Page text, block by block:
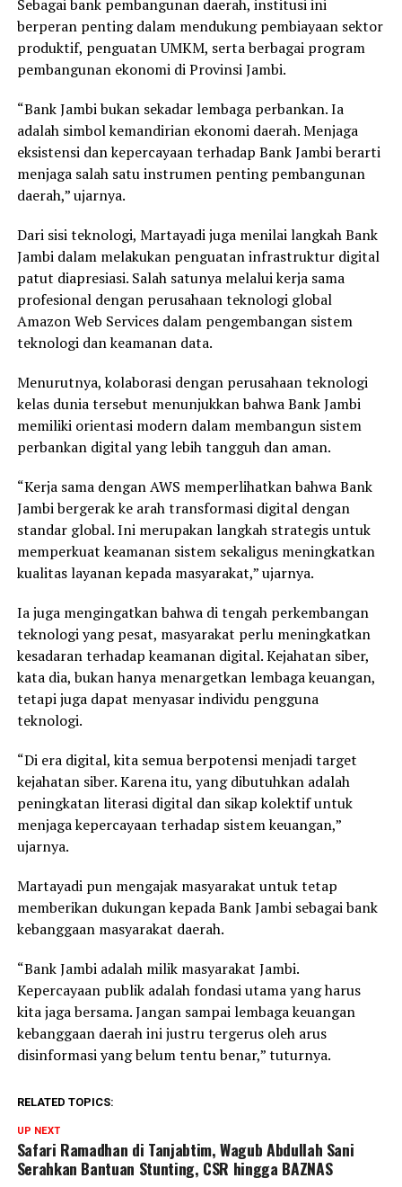
Sebagai bank pembangunan daerah, institusi ini
berperan penting dalam mendukung pembiayaan sektor
produktif, penguatan UMKM, serta berbagai program
pembangunan ekonomi di Provinsi Jambi.
“Bank Jambi bukan sekadar lembaga perbankan. Ia
adalah simbol kemandirian ekonomi daerah. Menjaga
eksistensi dan kepercayaan terhadap Bank Jambi berarti
menjaga salah satu instrumen penting pembangunan
daerah,” ujarnya.
Dari sisi teknologi, Martayadi juga menilai langkah Bank
Jambi dalam melakukan penguatan infrastruktur digital
patut diapresiasi. Salah satunya melalui kerja sama
profesional dengan perusahaan teknologi global
Amazon Web Services dalam pengembangan sistem
teknologi dan keamanan data.
Menurutnya, kolaborasi dengan perusahaan teknologi
kelas dunia tersebut menunjukkan bahwa Bank Jambi
memiliki orientasi modern dalam membangun sistem
perbankan digital yang lebih tangguh dan aman.
“Kerja sama dengan AWS memperlihatkan bahwa Bank
Jambi bergerak ke arah transformasi digital dengan
standar global. Ini merupakan langkah strategis untuk
memperkuat keamanan sistem sekaligus meningkatkan
kualitas layanan kepada masyarakat,” ujarnya.
Ia juga mengingatkan bahwa di tengah perkembangan
teknologi yang pesat, masyarakat perlu meningkatkan
kesadaran terhadap keamanan digital. Kejahatan siber,
kata dia, bukan hanya menargetkan lembaga keuangan,
tetapi juga dapat menyasar individu pengguna
teknologi.
“Di era digital, kita semua berpotensi menjadi target
kejahatan siber. Karena itu, yang dibutuhkan adalah
peningkatan literasi digital dan sikap kolektif untuk
menjaga kepercayaan terhadap sistem keuangan,”
ujarnya.
Martayadi pun mengajak masyarakat untuk tetap
memberikan dukungan kepada Bank Jambi sebagai bank
kebanggaan masyarakat daerah.
“Bank Jambi adalah milik masyarakat Jambi.
Kepercayaan publik adalah fondasi utama yang harus
kita jaga bersama. Jangan sampai lembaga keuangan
kebanggaan daerah ini justru tergerus oleh arus
disinformasi yang belum tentu benar,” tuturnya.
RELATED TOPICS:
UP NEXT
Safari Ramadhan di Tanjabtim, Wagub Abdullah Sani
Serahkan Bantuan Stunting, CSR hingga BAZNAS